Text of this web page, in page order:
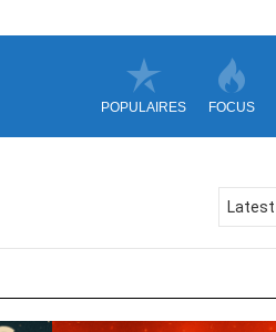
POPULAIRES FOCUS